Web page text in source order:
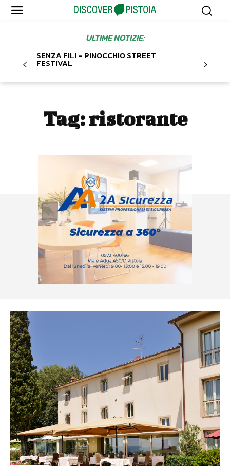
ULTIME NOTIZIE:
SENZA FILI – PINOCCHIO STREET
FESTIVAL
Tag:ristorante